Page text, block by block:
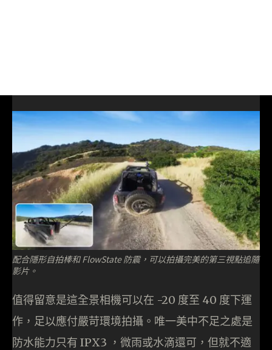
配合隱形自拍棒和 FlowState 防震，可以拍攝完美的第三視點追隨
影片。
值得留意是這全景相機可以在 -20 度至 40 度下運
作，足以應付嚴苛環境拍攝。唯一美中不足之處是
防水能力只有 IPX3 ，微雨或水滴還可，但就不適